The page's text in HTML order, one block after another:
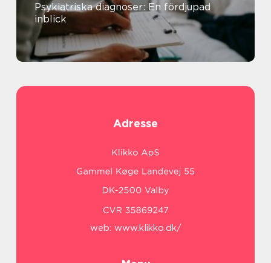
Psykiatriska diagnoser: En fördjupad
inblick
Adresse
web: www.klikko.dk/